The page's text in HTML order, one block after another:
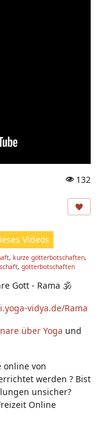
ic
n:
132
Videos
, kurze götterbotschaften,
, götterbotschaften
Gott - Rama 🕉
vidya.de/Rama
über Yoga und
online von
werden ? Bist
unsicher?
Online